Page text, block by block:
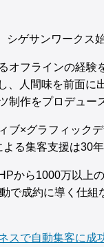
シゲサンワークス始
オフラインの経験
、人間味を前面に
制作をプロデュー
ブ×グラフィック
よる集客支援は30
から1000万以上
で成約に導く仕組
スで自動集客に成